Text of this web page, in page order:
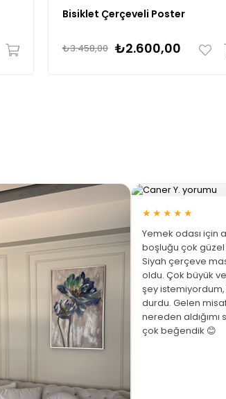
Bisiklet Çerçeveli Poster
₺2.600,00
₺3.458,00
★★★★★
Yemek odası için
boşluğu çok güzel
Siyah çerçeve
oldu. Çok büyük
şey
durdu. Gelen
nereden
çok beğendik 😊